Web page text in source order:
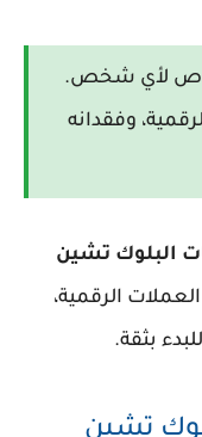
لأي شخص.
وفقدانه
البلوك تشين
الرقمية،
بثقة.
تشين